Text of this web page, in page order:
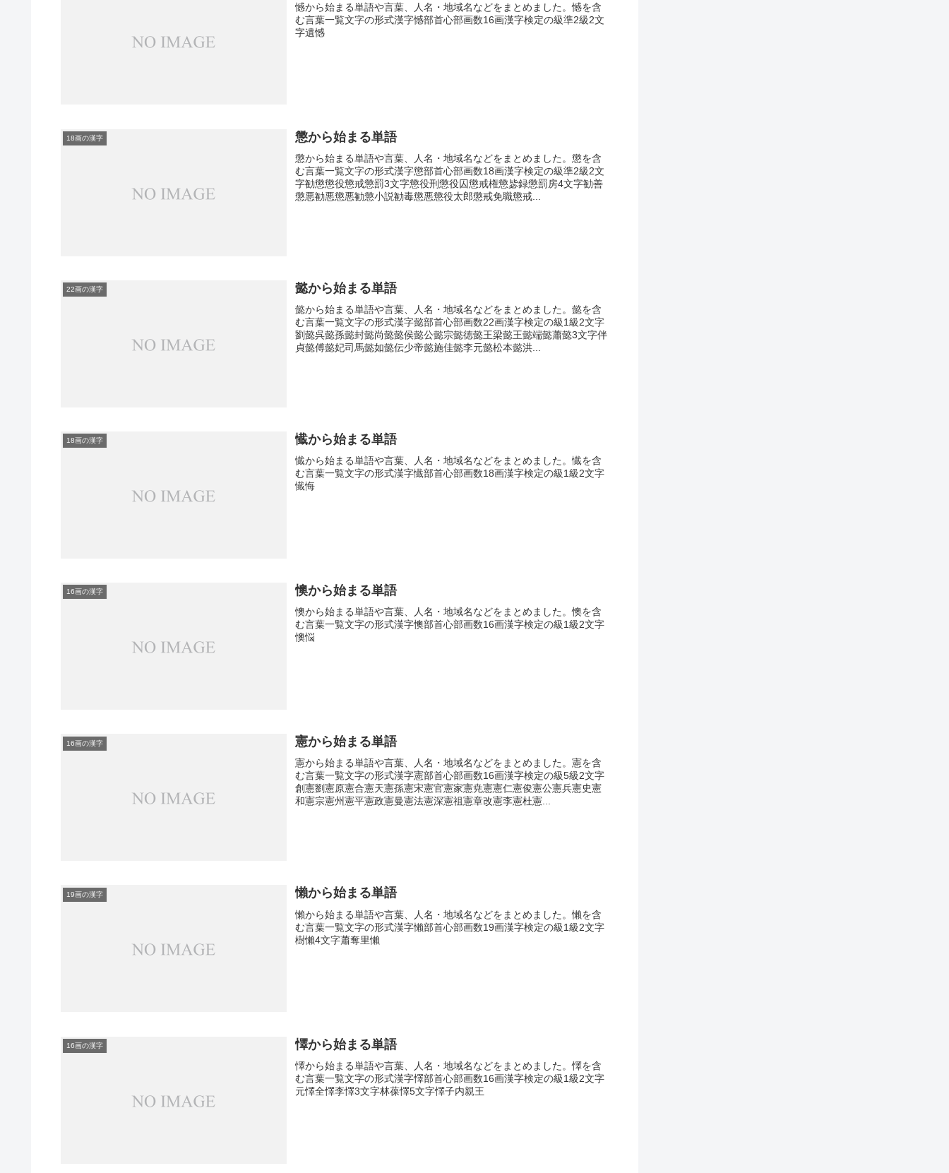
憾から始まる単語や言葉、人名・地域名などをまとめました。憾を含
む言葉一覧文字の形式漢字憾部首心部画数16画漢字検定の級準2級2文
字遺憾
18画の漢字 懲から始まる単語
懲から始まる単語や言葉、人名・地域名などをまとめました。懲を含
む言葉一覧文字の形式漢字懲部首心部画数18画漢字検定の級準2級2文
字勧懲懲役懲戒懲罰3文字懲役刑懲役囚懲戒権懲毖録懲罰房4文字勧善
懲悪勧悪懲悪勧懲小説勧毒懲悪懲役太郎懲戒免職懲戒...
22画の漢字 懿から始まる単語
懿から始まる単語や言葉、人名・地域名などをまとめました。懿を含
む言葉一覧文字の形式漢字懿部首心部画数22画漢字検定の級1級2文字
劉懿呉懿孫懿封懿尚懿懿侯懿公懿宗懿徳懿王梁懿王懿端懿蕭懿3文字伴
貞懿傅懿妃司馬懿如懿伝少帝懿施佳懿李元懿松本懿洪...
18画の漢字 懴から始まる単語
懴から始まる単語や言葉、人名・地域名などをまとめました。懴を含
む言葉一覧文字の形式漢字懴部首心部画数18画漢字検定の級1級2文字
懴悔
16画の漢字 懊から始まる単語
懊から始まる単語や言葉、人名・地域名などをまとめました。懊を含
む言葉一覧文字の形式漢字懊部首心部画数16画漢字検定の級1級2文字
懊悩
16画の漢字 憲から始まる単語
憲から始まる単語や言葉、人名・地域名などをまとめました。憲を含
む言葉一覧文字の形式漢字憲部首心部画数16画漢字検定の級5級2文字
創憲劉憲原憲合憲天憲孫憲宋憲官憲家憲尭憲憲仁憲俊憲公憲兵憲史憲
和憲宗憲州憲平憲政憲曼憲法憲深憲祖憲章改憲李憲杜憲...
19画の漢字 懶から始まる単語
懶から始まる単語や言葉、人名・地域名などをまとめました。懶を含
む言葉一覧文字の形式漢字懶部首心部画数19画漢字検定の級1級2文字
樹懶4文字蕭奪里懶
16画の漢字 懌から始まる単語
懌から始まる単語や言葉、人名・地域名などをまとめました。懌を含
む言葉一覧文字の形式漢字懌部首心部画数16画漢字検定の級1級2文字
元懌全懌李懌3文字林葆懌5文字懌子内親王